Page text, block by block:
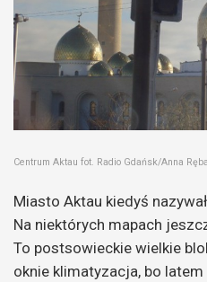
Centrum Aktau fot. Radio Gdańsk/Anna
Miasto Aktau kiedyś
Na niektórych mapach
To postsowieckie wielkie
oknie klimatyzacja, bo